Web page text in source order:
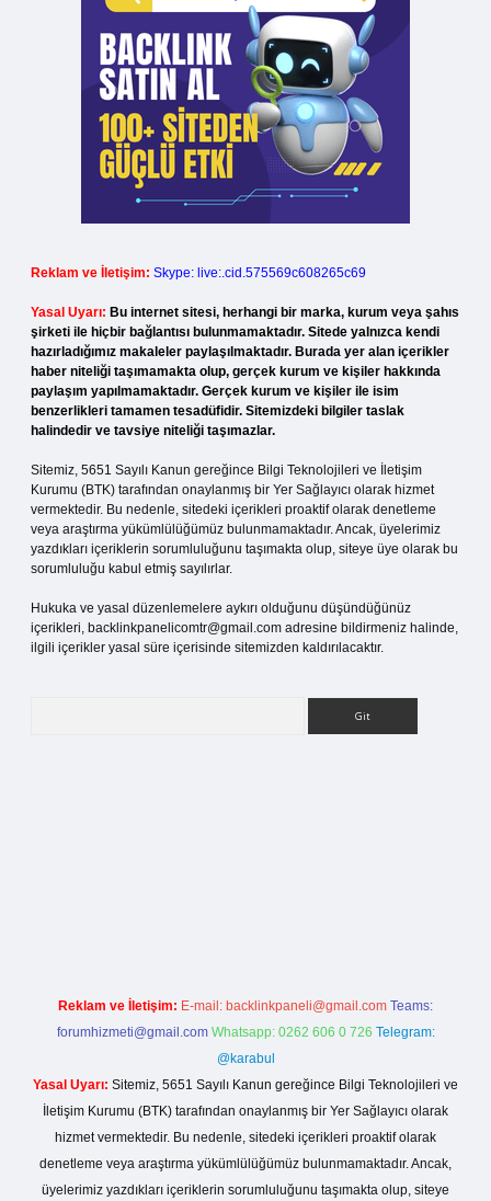
Reklam ve İletişim: Skype: live:.cid.575569c608265c69
Yasal Uyarı: Bu internet sitesi, herhangi bir marka, kurum veya şahıs
şirketi ile hiçbir bağlantısı bulunmamaktadır. Sitede yalnızca kendi
hazırladığımız makaleler paylaşılmaktadır. Burada yer alan içerikler
haber niteliği taşımamakta olup, gerçek kurum ve kişiler hakkında
paylaşım yapılmamaktadır. Gerçek kurum ve kişiler ile isim
benzerlikleri tamamen tesadüfidir. Sitemizdeki bilgiler taslak
halindedir ve tavsiye niteliği taşımazlar.
Sitemiz, 5651 Sayılı Kanun gereğince Bilgi Teknolojileri ve İletişim
Kurumu (BTK) tarafından onaylanmış bir Yer Sağlayıcı olarak hizmet
vermektedir. Bu nedenle, sitedeki içerikleri proaktif olarak denetleme
veya araştırma yükümlülüğümüz bulunmamaktadır. Ancak, üyelerimiz
yazdıkları içeriklerin sorumluluğunu taşımakta olup, siteye üye olarak bu
sorumluluğu kabul etmiş sayılırlar.
Hukuka ve yasal düzenlemelere aykırı olduğunu düşündüğünüz
içerikleri, backlinkpanelicomtr@gmail.com adresine bildirmeniz halinde,
ilgili içerikler yasal süre içerisinde sitemizden kaldırılacaktır.
Reklam ve İletişim: E-mail: backlinkpaneli@gmail.com Teams:
forumhizmeti@gmail.com Whatsapp: 0262 606 0 726 Telegram:
@karabul
Yasal Uyarı: Sitemiz, 5651 Sayılı Kanun gereğince Bilgi Teknolojileri ve
İletişim Kurumu (BTK) tarafından onaylanmış bir Yer Sağlayıcı olarak
hizmet vermektedir. Bu nedenle, sitedeki içerikleri proaktif olarak
denetleme veya araştırma yükümlülüğümüz bulunmamaktadır. Ancak,
üyelerimiz yazdıkları içeriklerin sorumluluğunu taşımakta olup, siteye